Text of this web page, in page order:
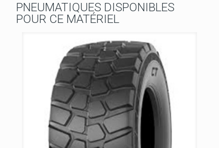
PNEUMATIQUES DISPONIBLES
POUR CE MATÉRIEL